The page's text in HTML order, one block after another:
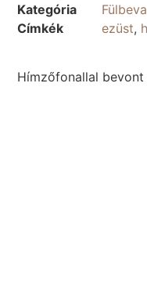
Kategória
Címkék
ezüst,
Hímzőfonallal